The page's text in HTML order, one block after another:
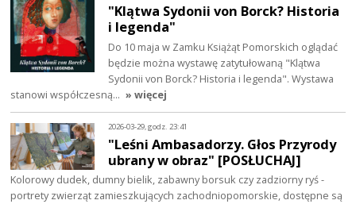
"Klątwa Sydonii von Borck? Historia
i legenda"
Do 10 maja w Zamku Książąt Pomorskich oglądać
będzie można wystawę zatytułowaną "Klątwa
Sydonii von Borck? Historia i legenda". Wystawa
stanowi współczesną… » więcej
2026-03-29, godz. 23:41
"Leśni Ambasadorzy. Głos Przyrody
ubrany w obraz" [POSŁUCHAJ]
Kolorowy dudek, dumny bielik, zabawny borsuk czy zadziorny ryś -
portrety zwierząt zamieszkujących zachodniopomorskie, dostępne są